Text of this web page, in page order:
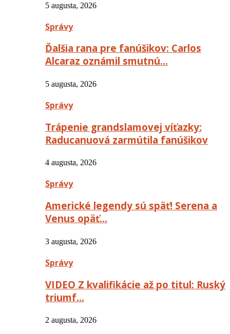
5 augusta, 2026
Správy
Ďalšia rana pre fanúšikov: Carlos
Alcaraz oznámil smutnú…
5 augusta, 2026
Správy
Trápenie grandslamovej víťazky:
Raducanuová zarmútila fanúšikov
4 augusta, 2026
Správy
Americké legendy sú späť! Serena a
Venus opäť…
3 augusta, 2026
Správy
VIDEO Z kvalifikácie až po titul: Ruský
triumf…
2 augusta, 2026